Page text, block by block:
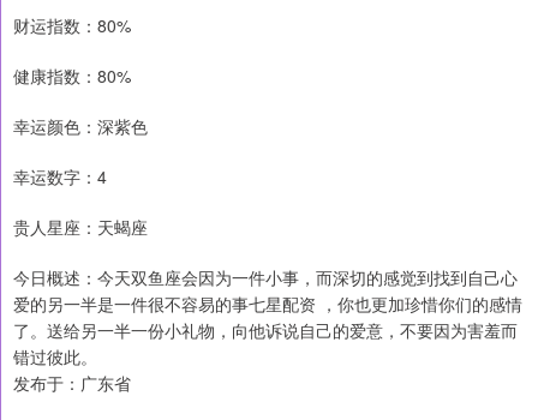
财运指数：80%
健康指数：80%
幸运颜色：深紫色
幸运数字：4
贵人星座：天蝎座
今日概述：今天双鱼座会因为一件小事，而深切的感觉到找到自己心
爱的另一半是一件很不容易的事七星配资 ，你也更加珍惜你们的感情
了。送给另一半一份小礼物，向他诉说自己的爱意，不要因为害羞而
错过彼此。
发布于：广东省